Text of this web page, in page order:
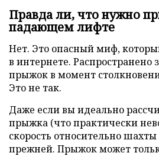
Правда ли, что нужно
падающем лифте
Нет. Это опасный миф,
в интернете. Распространено
прыжок в момент
Это не так.
Даже если вы идеально
прыжка (что практически
скорость относительно
прежней. Прыжок может